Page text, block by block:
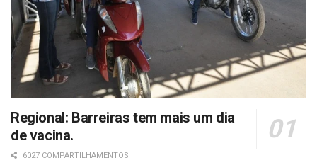
Regional: Barreiras tem mais um dia
de vacina.
6027 COMPARTILHAMENTOS